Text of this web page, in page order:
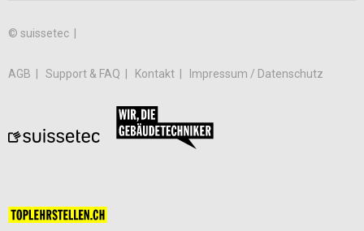
© suissetec |
AGB Support & FAQ Kontakt Impressum / Datenschutz